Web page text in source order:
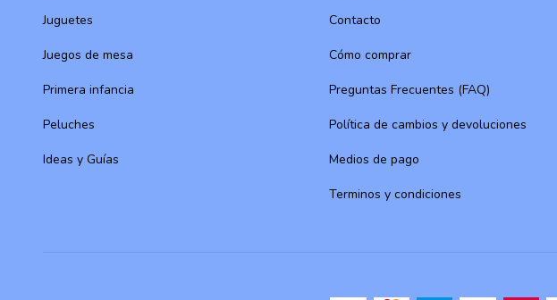
Juguetes
Juegos de mesa
Primera infancia
Peluches
Ideas y Guías
Contacto
Cómo comprar
Preguntas Frecuentes (FAQ)
Política de cambios y devoluciones
Medios de pago
Terminos y condiciones